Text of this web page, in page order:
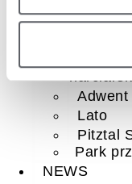
Lato
Pitztal
Park
NEWS